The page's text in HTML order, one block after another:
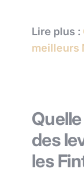
Lire plus :
meilleurs
des
les